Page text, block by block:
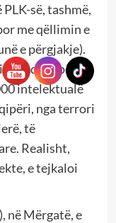
së, tashmë,
me qëllimin e
e përgjakje).
për
intelektualë
nga terrori
të
Realisht,
e tejkaloi
në Mërgatë, e